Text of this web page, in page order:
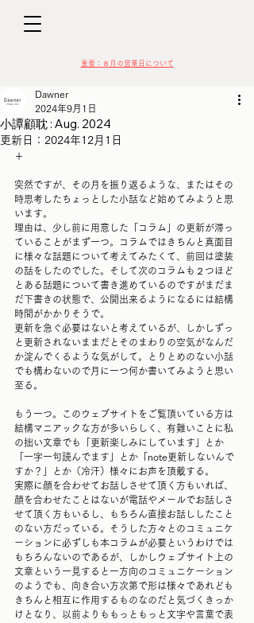
​​重要：８月の営業日について
小譚顧耽 : Aug. 2024
Dawner
2024年9月1日
更新日： 2024年12月1日
＋
突然ですが、その月を振り返るような、またはその
時思考したちょっとした小話など始めてみようと思
います。
理由は、少し前に用意した「コラム」の更新が滞っ
ていることがまず一つ。コラムではきちんと真面目
に様々な話題について考えてみたくて、前回は塗装
の話をしたのでした。そして次のコラムも２つほど
とある話題について書き進めているのですがまだま
だ下書きの状態で、公開出来るようになるには結構
時間がかかりそうで。
更新を急ぐ必要はないと考えているが、しかしずっ
と更新されないままだとそのまわりの空気がなんだ
か淀んでくるような気がして。とりとめのない小話
でも構わないので月に一つ何か書いてみようと思い
至る。
もう一つ。このウェブサイトをご覧頂いている方は
結構マニアックな方が多いらしく、有難いことに私
の拙い文章でも「更新楽しみにしています」とか
「一字一句読んでます」とか「note更新しないんで
すか？」とか（冷汗）様々にお声を頂戴する。
実際に顔を合わせてお話しさせて頂く方もいれば、
顔を合わせたことはないが電話やメールでお話しさ
せて頂く方もいるし、もちろん直接お話ししたこと
のない方だっている。そうした方々とのコミュニケ
ーションに必ずしも本コラムが必要というわけでは
もちろんないのであるが、しかしウェブサイト上の
文章という一見すると一方向のコミュニケーション
のようでも、向き合い方次第で形は様々であれども
きちんと相互に作用するものなのだと気づくきっか
けとなり、以前よりももっともっと文字や言葉で表